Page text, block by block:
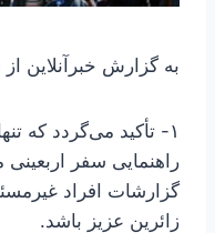
به گزارش خبرآنلاین
۱- تأکید می‌گردد که
راهنمایی سفر
گزارشات افراد
زائرین عزیز باشد.